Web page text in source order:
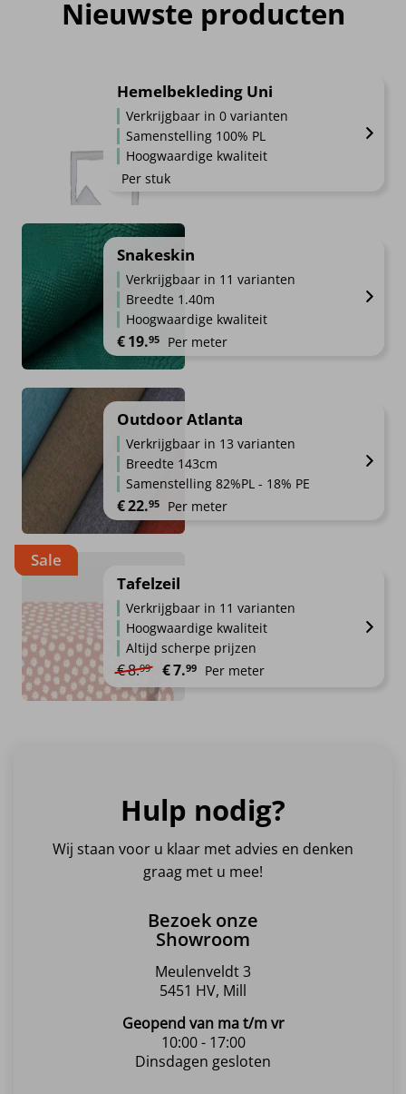
Nieuwste producten
Hemelbekleding Uni
Verkrijgbaar in 0 varianten
Samenstelling 100% PL
Hoogwaardige kwaliteit
Per stuk
Snakeskin
Verkrijgbaar in 11 varianten
Breedte 1.40m
Hoogwaardige kwaliteit
€19.95 Per meter
heeft
meerdere
Deze
optie
kan
productpagina
Outdoor Atlanta
Verkrijgbaar in 13 varianten
Breedte 143cm
Samenstelling 82%PL - 18% PE
€22.95 Per meter
meerdere
variaties.
Deze
optie
kan
Sale
Tafelzeil
Verkrijgbaar in 11 varianten
Hoogwaardige kwaliteit
Altijd scherpe prijzen
€8.99 Oorspronkelijke prijs was: €8.99.
€7.99 Huidige prijs is: €7.99.
Per meter
Deze
optie
kan
worden
de
productpagina
Hulp nodig?
Wij staan voor u klaar met advies en denken
graag met u mee!
Bezoek onze
Showroom
Meulenveldt 3
5451 HV, Mill
Geopend van ma t/m vr
10:00 - 17:00
Dinsdagen gesloten